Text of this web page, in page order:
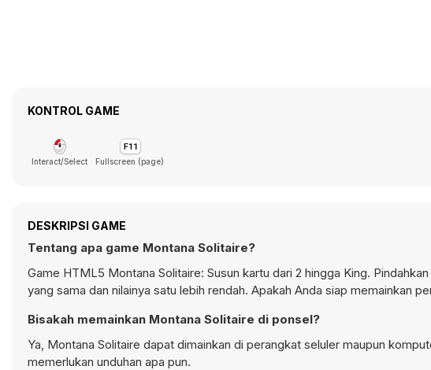
KONTROL GAME
Interact/Select Fullscreen (page)
DESKRIPSI GAME
Tentang apa game Montana Solitaire?
Game HTML5 Montana Solitaire: Susun kartu dari 2 hingga King.
yang sama dan nilainya satu lebih rendah. Apakah Anda siap memainkan
Bisakah memainkan Montana Solitaire di ponsel?
Ya, Montana Solitaire dapat dimainkan di perangkat seluler maupun
memerlukan unduhan apa pun.